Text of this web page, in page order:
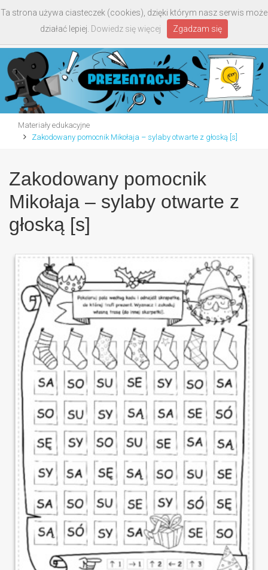
Materiały edukacyjne
Zakodowany pomocnik Mikołaja – sylaby otwarte z głoską [s]
Zakodowany pomocnik
Mikołaja – sylaby otwarte z
głoską [s]
Ta strona używa ciasteczek (cookies), dzięki którym nasz serwis może
działać lepiej. Dowiedz się więcej Zgadzam się